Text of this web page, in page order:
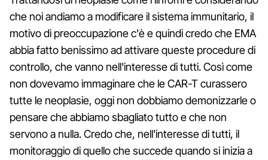
che noi andiamo a modificare il sistema immunitario, il
motivo di preoccupazione c'è e quindi credo che EMA
abbia fatto benissimo ad attivare queste procedure di
controllo, che vanno nell'interesse di tutti. Così come
non dovevamo immaginare che le CAR-T curassero
tutte le neoplasie, oggi non dobbiamo demonizzarle o
pensare che abbiamo sbagliato tutto e che non
servono a nulla. Credo che, nell'interesse di tutti, il
monitoraggio di quello che succede quando si inizia a